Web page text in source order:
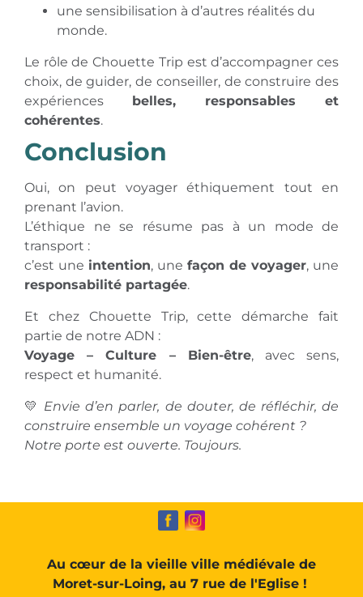
une sensibilisation à d’autres réalités du
monde.
Le rôle de Chouette Trip est d’accompagner ces
choix, de guider, de conseiller, de construire des
expériences
belles, responsables et
cohérentes.
Conclusion
Oui, on peut voyager éthiquement tout en
prenant l’avion.
L’éthique ne se résume pas à un mode de
transport :
c’est une intention, une façon de voyager, une
responsabilité partagée.
Et chez Chouette Trip, cette démarche fait
partie de notre ADN :
Voyage – Culture – Bien-être, avec sens,
respect et humanité.
💛 Envie d’en parler, de douter, de réfléchir, de
construire ensemble un voyage cohérent ?
Notre porte est ouverte. Toujours.
Au cœur de la vieille ville médiévale de
Moret-sur-Loing, au 7 rue de l'Eglise !